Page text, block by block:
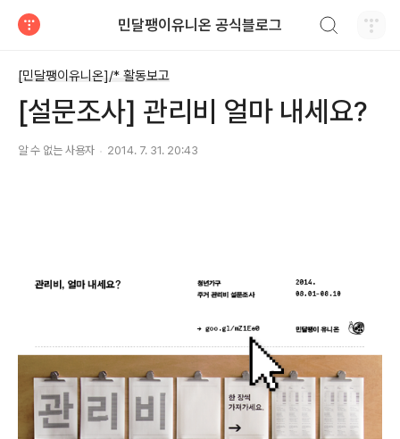
민달팽이유니온 공식블로그
[민달팽이유니온]/* 활동보고
[설문조사] 관리비 얼마 내세요?
알 수 없는 사용자 2014. 7. 31. 20:43